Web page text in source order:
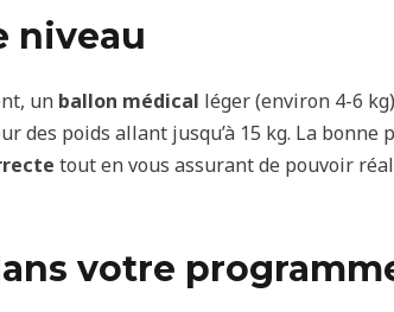
niveau
un ballon médical léger (environ 4-6
des poids allant jusqu’à 15 kg. La bonne
tout en vous assurant de pouvoir
votre